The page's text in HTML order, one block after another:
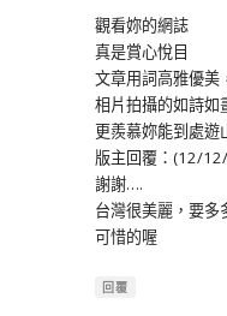
觀看妳的網誌
真是賞心悅目
文章用詞高雅優美
相片拍攝的如詩如
更羨慕妳能到處遊
版主回覆：(12/
謝謝….
台灣很美麗，要多
可惜的喔
回覆